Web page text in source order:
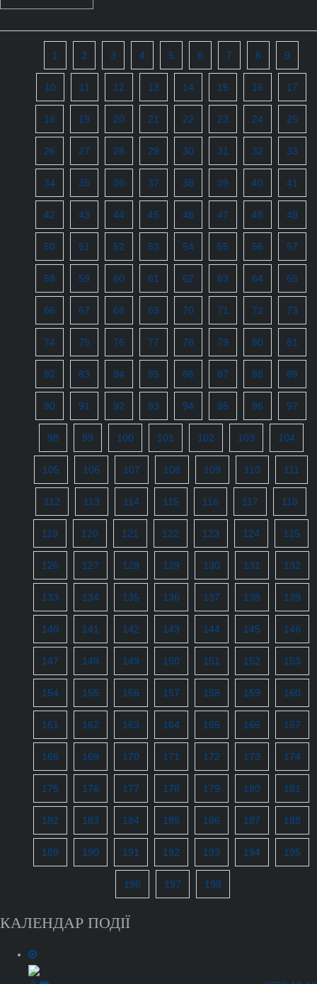
1 2 3 4 5 6 7 8 9
10 11 12 13 14 15 16 17
18 19 20 21 22 23 24 25
26 27 28 29 30 31 32 33
34 35 36 37 38 39 40 41
42 43 44 45 46 47 48 49
50 51 52 53 54 55 56 57
58 59 60 61 62 63 64 65
66 67 68 69 70 71 72 73
74 75 76 77 78 79 80 81
82 83 84 85 86 87 88 89
90 91 92 93 94 95 96 97
98 99 100 101 102 103 104
105 106 107 108 109 110 111
112 113 114 115 116 117 118
119 120 121 122 123 124 125
126 127 128 129 130 131 132
133 134 135 136 137 138 139
140 141 142 143 144 145 146
147 148 149 150 151 152 153
154 155 156 157 158 159 160
161 162 163 164 165 166 167
168 169 170 171 172 173 174
175 176 177 178 179 180 181
182 183 184 185 186 187 188
189 190 191 192 193 194 195
196 197 198
КАЛЕНДАР ПОДІЇ